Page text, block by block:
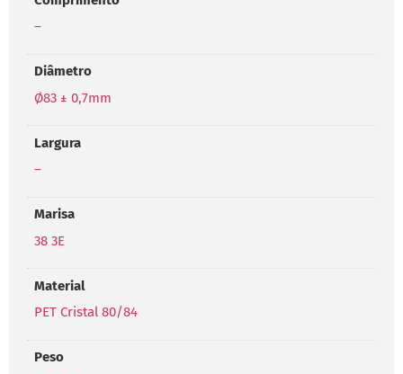
–
Diâmetro
Ø83 ± 0,7mm
Largura
–
Marisa
38 3E
Material
PET Cristal 80/84
Peso